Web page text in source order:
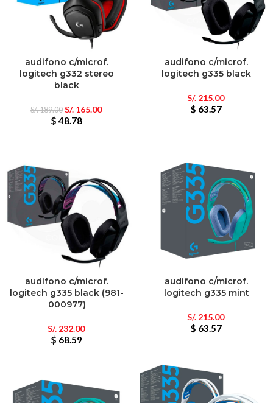
audifono c/microf.
logitech g332 stereo
black
S/.189.00 S/.165.00
$ 48.78
audifono c/microf.
logitech g335 black
S/.215.00
$ 63.57
audifono c/microf.
logitech g335 black (981-
000977)
S/.232.00
$ 68.59
audifono c/microf.
logitech g335 mint
S/.215.00
$ 63.57